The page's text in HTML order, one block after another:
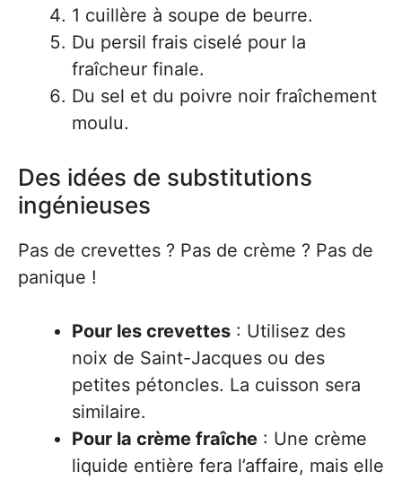
1 cuillère à soupe de beurre.
Du persil frais ciselé pour la
fraîcheur finale.
Du sel et du poivre noir fraîchement
moulu.
Des idées de substitutions
ingénieuses
Pas de crevettes ? Pas de crème ? Pas de
panique !
Pour les crevettes : Utilisez des
noix de Saint-Jacques ou des
petites pétoncles. La cuisson sera
similaire.
Pour la crème fraîche : Une crème
liquide entière fera l’affaire, mais elle